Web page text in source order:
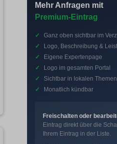
Mehr Anfragen mit
Premium-Eintrag
✓
Ganz oben sichtbar im
✓
Logo, Beschreibung &
✓
Eigene Expertenpage
✓
Logo im gesamten Portal
✓
Sichtbar in lokalen
✓
Monatlich kündbar
Freischalten oder
Eintrag direkt über die
Ihrem Eintrag in der Liste.